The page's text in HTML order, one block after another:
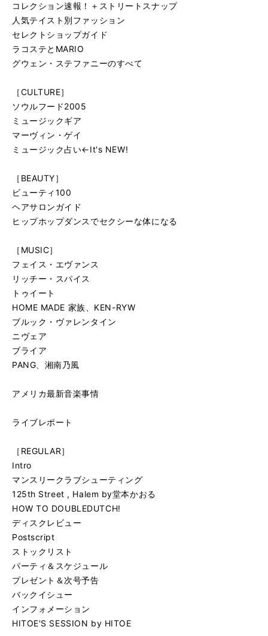
コレクション速報！＋ストリートスナップ
人気テイスト別ファッション
セレクトショップガイド
ラコステとMARIO
グウェン・ステファニーのすべて
［CULTURE］
ソウルフード2005
ミュージックギア
マーヴィン・ゲイ
ミュージック占い←It's NEW!
［BEAUTY］
ビューティ100
ヘアサロンガイド
ヒップホップダンスでセクシーな体になる
［MUSIC］
フェイス・エヴァンス
リッチー・スパイス
トゥイート
HOME MADE 家族、KEN-RYW
ブルック・ヴァレンタイン
ニヴェア
ブライア
PANG、湘南乃風
アメリカ最新音楽事情
ライブレポート
［REGULAR］
Intro
マンスリークラブシューティング
125th Street , Halem by堂本かおる
HOW TO DOUBLEDUTCH!
ディスクレビュー
Postscript
ストックリスト
パーティ＆スケジュール
プレゼント＆次号予告
バックイシュー
インフォメーション
HITOE'S SESSION by HITOE